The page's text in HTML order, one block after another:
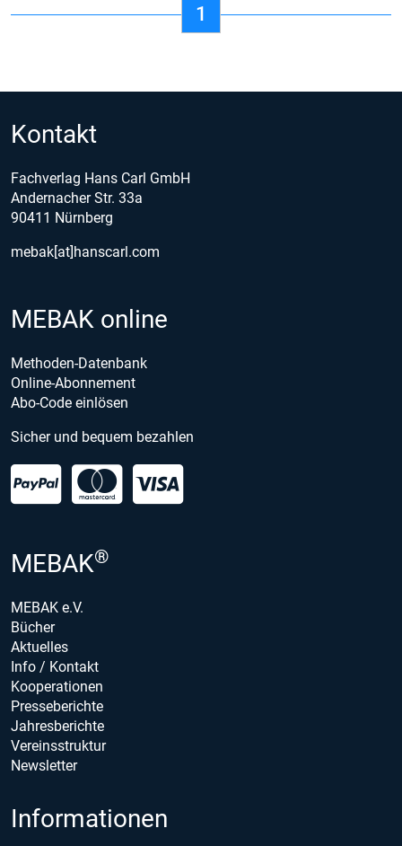
1
Kontakt
Fachverlag Hans Carl GmbH
Andernacher Str. 33a
90411 Nürnberg
mebak[at]hanscarl.com
MEBAK online
Methoden-Datenbank
Online-Abonnement
Abo-Code einlösen
Sicher und bequem bezahlen
MEBAK®
MEBAK e.V.
Bücher
Aktuelles
Info / Kontakt
Kooperationen
Presseberichte
Jahresberichte
Vereinsstruktur
Newsletter
Informationen